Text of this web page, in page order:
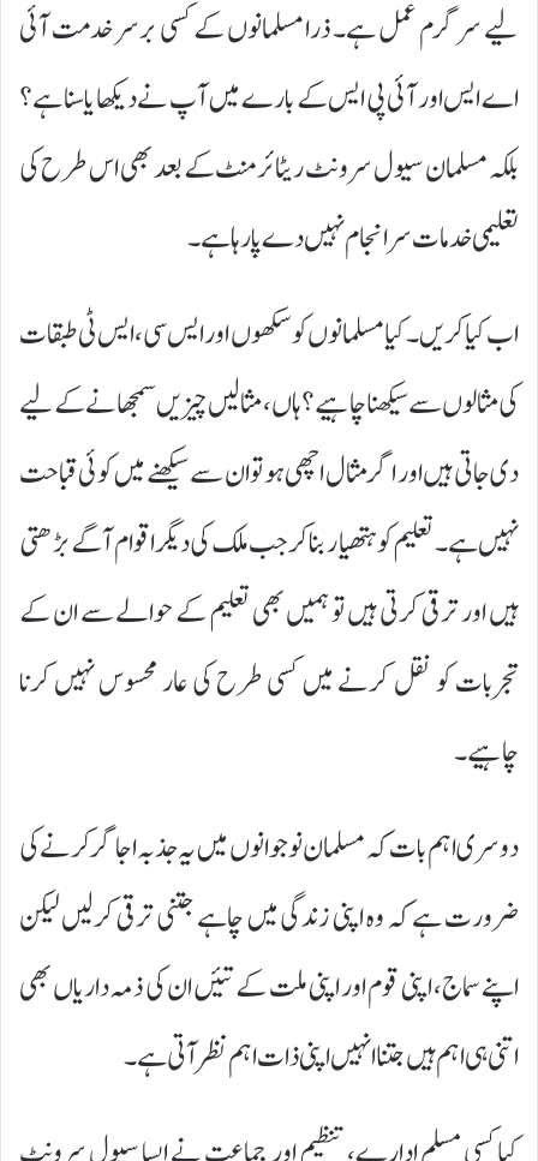
لیے سرگرم عمل ہے۔ ذرا مسلمانوں کے کسی برسر خدمت آئی
اے ایس اور آئی پی ایس کے بارے میں آپ نے دیکھا یا سنا ہے؟
بلکہ مسلمان سیول سرونٹ ریٹائرمنٹ کے بعد بھی اس طرح کی
تعلیمی خدمات سرانجام نہیں دے پا رہا ہے۔
اب کیا کریں۔ کیا مسلمانوں کو سکھوں اور ایس سی، ایس ٹی طبقات
کی مثالوں سے سیکھنا چاہیے؟ ہاں، مثالیں چیزیں سمجھانے کے لیے
دی جاتی ہیں اور اگر مثال اچھی ہو تو ان سے سیکھنے میں کوئی قباحت
نہیں ہے۔ تعلیم کو ہتھیار بناکر جب ملک کی دیگر اقوام آگے بڑھتی
ہیں اور ترقی کرتی ہیں تو ہمیں بھی تعلیم کے حوالے سے ان کے
تجربات کو نقل کرنے میں کسی طرح کی عار محسوس نہیں کرنا
چاہیے۔
دوسری اہم بات کہ مسلمان نوجوانوں میں یہ جذبہ اجاگر کرنے کی
ضرورت ہے کہ وہ اپنی زندگی میں چاہے جتنی ترقی کرلیں لیکن
اپنے سماج، اپنی قوم اور اپنی ملت کے تئیں ان کی ذمہ داریاں بھی
اتنی ہی اہم ہیں جتنا انہیں اپنی ذات اہم نظر آتی ہے۔